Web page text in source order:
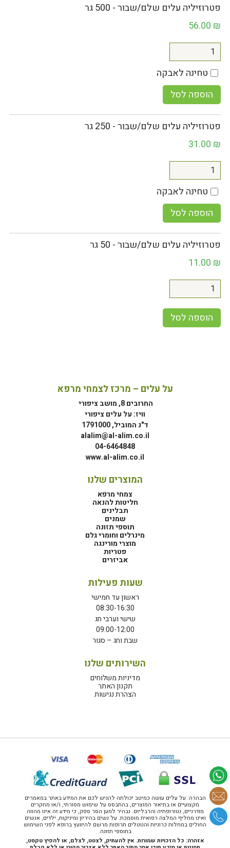
פטרוזיליה עלים שלם/שבור - 500 גר
56.00 ₪
טחינה לאבקה
הוספה לסל
פטרוזיליה עלים שלם/שבור - 250 גר
31.00 ₪
טחינה לאבקה
הוספה לסל
פטרוזיליה עלים שלם/שבור - 50 גר
11.00 ₪
הוספה לסל
על עלים – מרכז לצמחי מרפא
החרובים 8, מושב ציפורי
וויז: על עלים ציפורי
ד"נ המוביל, 1791000
alalim@al-alim.co.il
04-6464848
www.al-alim.co.il
המוצרים שלנו
צמחי מרפא
חליטות להנאה
תבלינים
שמנים
תוספי תזונה
מינרלים וחומרי גלם
מוצרי מורינגה
פטריות
אביזרים
שעות פעילות
ראשון עד חמישי
08:30-16:30
שישי וערבי חג
09:00-12:00
שבת וחג – סגור
השירותים שלנו
מדיניות משלוחים
תקנון האתר
הצהרת נגישות
הבהרה: על עלים עושה כמיטב יכולתה להגיש לכם את המידע באתר במאמרים
מקצועיים או בתיאור המוצרים, בהתבסס על שימוש מסורתי, ו/או מחקרים
מודרניים, נטורופתיה והרבליזם. נבהיר למען הסר ספק, כי מידע זה אינו מהווה
ואינו מחליף המלצה רפואית מוסמכת. על נשים בהיריון ומיניקות, ילדים, אנשים
החולים במחלות כרוניות והנוטלים תרופות מרשם להיוועץ ברופא לפני השימוש
בתוספי תזונה.
אזהרה: כל הזכויות שמורות. אין להעתיק, לצטט, לצלם, או להפיץ טקסט,